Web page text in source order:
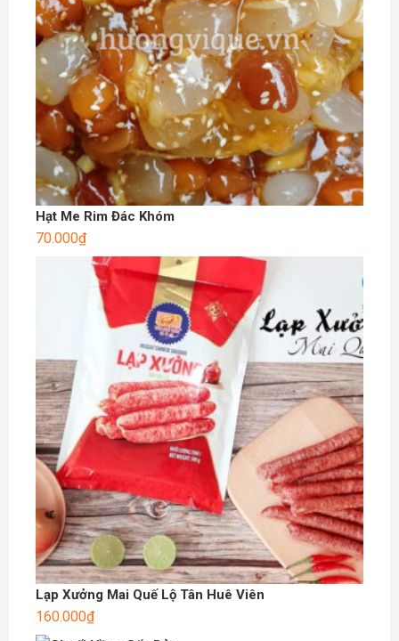
Hạt Me Rim Đác Khóm
70.000₫
Lạp Xưởng Mai Quế Lộ Tân Huê Viên
160.000₫